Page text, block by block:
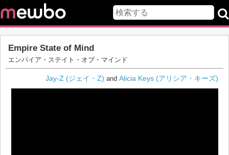
Empire State of Mind
エンパイア・ステイト・オブ・マインド
Jay-Z (ジェイ・Z) and Alicia Keys (アリシア・キーズ)